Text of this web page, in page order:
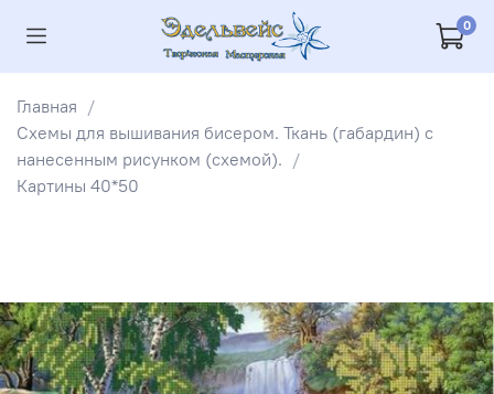
0
Главная
Схемы для вышивания бисером. Ткань (габардин) с
нанесенным рисунком (схемой).
Картины 40*50